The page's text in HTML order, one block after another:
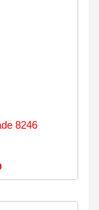
8246